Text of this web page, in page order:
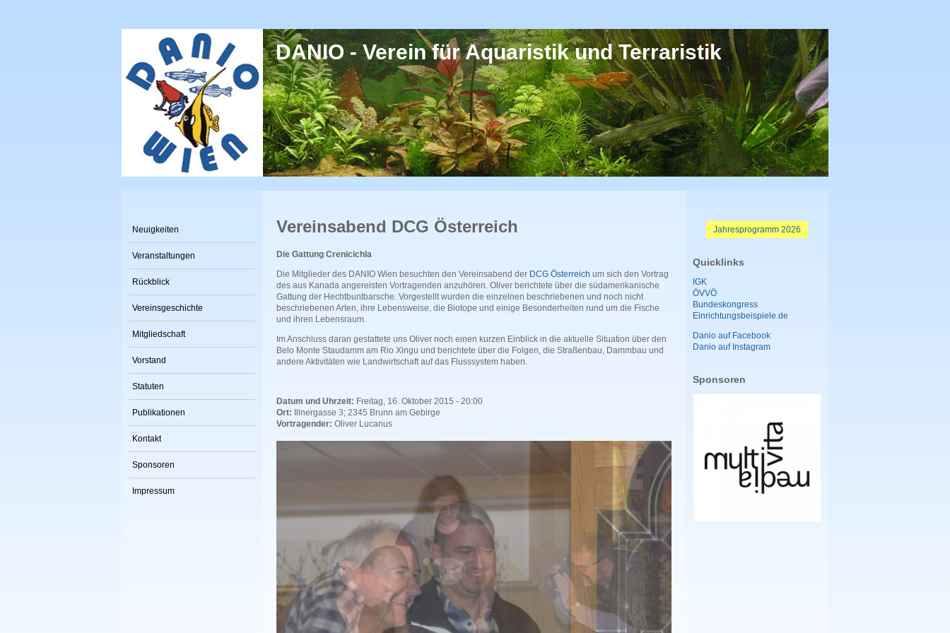
DANIO - Verein für Aquaristik und Terraristik
Neuigkeiten
Veranstaltungen
Rückblick
Vereinsgeschichte
Mitgliedschaft
Vorstand
Statuten
Publikationen
Kontakt
Sponsoren
Impressum
Vereinsabend DCG Österreich
Die Gattung Crenicichla
Die Mitglieder des DANIO Wien besuchten den Vereinsabend der DCG Österreich um sich den Vortrag
des aus Kanada angereisten Vortragenden anzuhören. Oliver berichtete über die südamerikanische
Gattung der Hechtbuntbarsche. Vorgestellt wurden die einzelnen beschriebenen und noch nicht
beschriebenen Arten, ihre Lebensweise, die Biotope und einige Besonderheiten rund um die Fische
und ihren Lebensraum.
Im Anschluss daran gestattete uns Oliver noch einen kurzen Einblick in die aktuelle Situation über den
Belo Monte Staudamm am Rio Xingu und berichtete über die Folgen, die Straßenbau, Dammbau und
andere Aktivitäten wie Landwirtschaft auf das Flusssystem haben.
Datum und Uhrzeit: Freitag, 16. Oktober 2015 - 20:00
Ort:
Illnergasse 3; 2345 Brunn am Gebirge
Vortragender: Oliver Lucanus
Jahresprogramm 2026
Quicklinks
IGK
ÖVVÖ
Bundeskongress
Einrichtungsbeispiele.de
Danio auf Facebook
Danio auf Instagram
Sponsoren